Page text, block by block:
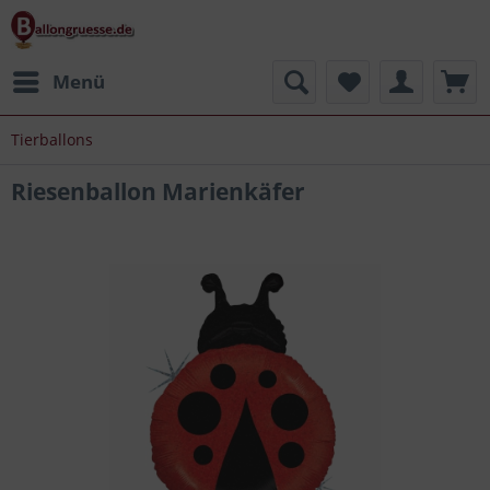
Menü
Tierballons
Riesenballon Marienkäfer